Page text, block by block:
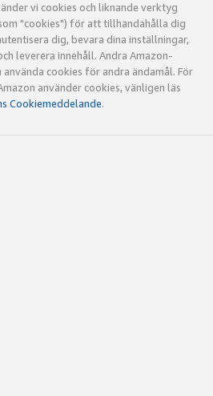
vi cookies och liknande verktyg
"cookies") för att tillhandahålla dig
dig, bevara dina inställningar,
leverera innehåll. Andra Amazon-
cookies för andra ändamål. För
använder cookies, vänligen läs
Cookiemeddelande.